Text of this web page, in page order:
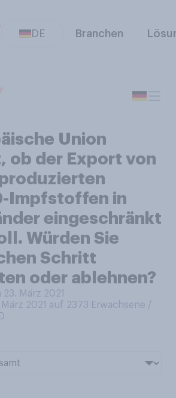
DE Branchen
Union
ob der Export von
Impfstoffen in
eingeschränkt
Würden Sie
Schritt
oder ablehnen?
März 2021
2021 auf 2373 Erwachsene /